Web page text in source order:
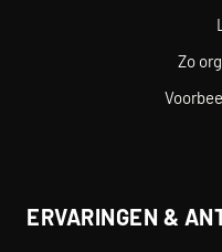
Zo
ERVARINGEN &